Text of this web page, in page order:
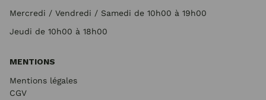
Mercredi / Vendredi / Samedi de 10h00 à 19h00
Jeudi de 10h00 à 18h00
MENTIONS
Mentions légales
CGV